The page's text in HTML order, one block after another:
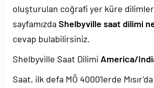
oluşturulan coğrafi yer küre
sayfamızda Shelbyville saat dilimi
cevap bulabilirsiniz.
Shelbyville Saat Dilimi America/
Saat, ilk defa MÖ 4000'lerde